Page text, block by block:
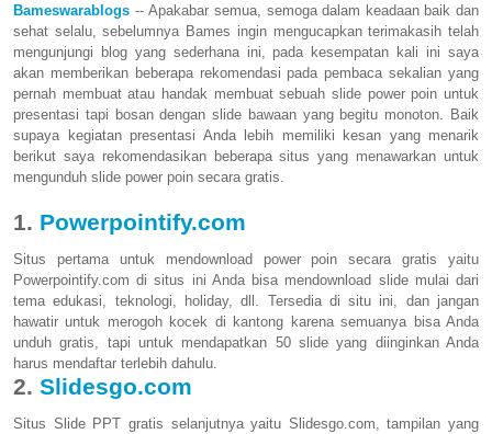
Bameswarablogs -- Apakabar semua, semoga dalam keadaan baik dan
sehat selalu, sebelumnya Bames ingin mengucapkan terimakasih telah
mengunjungi blog yang sederhana ini, pada kesempatan kali ini saya
akan memberikan beberapa rekomendasi pada pembaca sekalian yang
pernah membuat atau handak membuat sebuah slide power poin untuk
presentasi tapi bosan dengan slide bawaan yang begitu monoton. Baik
supaya kegiatan presentasi Anda lebih memiliki kesan yang menarik
berikut saya rekomendasikan beberapa situs yang menawarkan untuk
mengunduh slide power poin secara gratis.
1. Powerpointify.com
Situs pertama untuk mendownload power poin secara gratis yaitu
Powerpointify.com di situs ini Anda bisa mendownload slide mulai dari
tema edukasi, teknologi, holiday, dll. Tersedia di situ ini, dan jangan
hawatir untuk merogoh kocek di kantong karena semuanya bisa Anda
unduh gratis, tapi untuk mendapatkan 50 slide yang diinginkan Anda
harus mendaftar terlebih dahulu.
2. Slidesgo.com
Situs Slide PPT gratis selanjutnya yaitu Slidesgo.com, tampilan yang